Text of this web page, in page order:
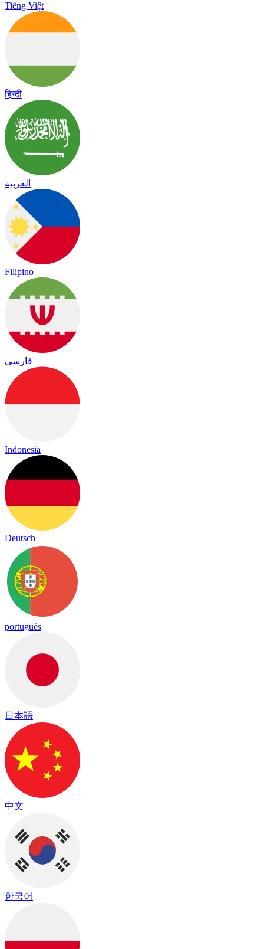
Tiếng Việt
हिन्दी
العربية
Filipino
فارسی
Indonesia
Deutsch
português
日本語
中文
한국어